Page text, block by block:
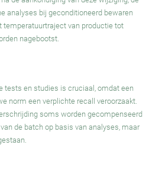
analyses bij geconditioneerd bewaren
temperatuurtraject van productie tot
nagebootst.
tests en studies is cruciaal, omdat een
norm een verplichte recall veroorzaakt.
soms worden gecompenseerd
de batch op basis van analyses, maar